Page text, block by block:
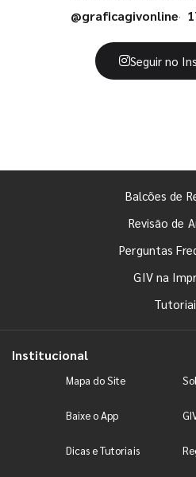
@graficagivonline
Seguir no
Balcões de
Revisão de
Perguntas
GIV na
Institucional
Mapa do Site
Baixe o App
Dicas e Tutoriais